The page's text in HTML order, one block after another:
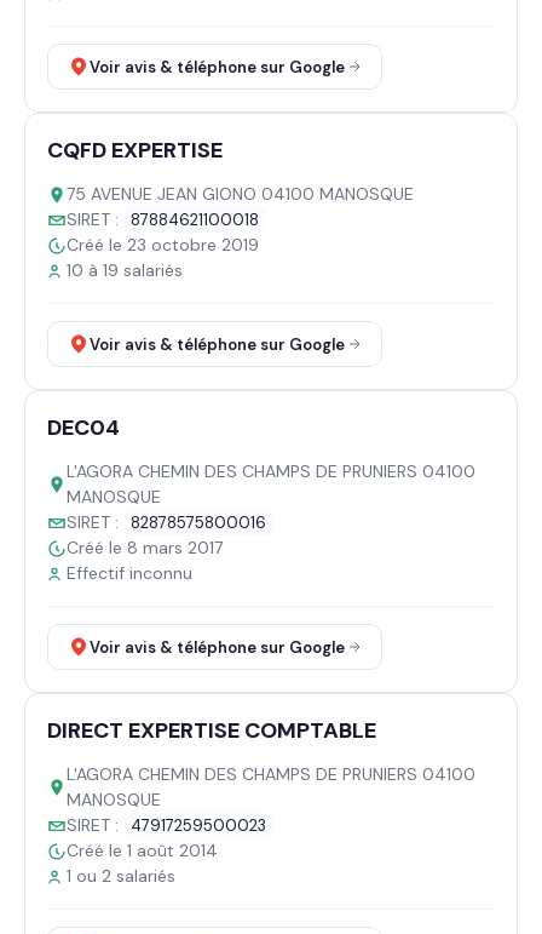
Voir avis & téléphone sur Google
CQFD EXPERTISE
75 AVENUE JEAN GIONO 04100 MANOSQUE
SIRET :
87884621100018
Créé le 23 octobre 2019
10 à 19 salariés
Voir avis & téléphone sur Google
DEC04
L'AGORA CHEMIN DES CHAMPS DE PRUNIERS 04100
MANOSQUE
SIRET :
82878575800016
Créé le 8 mars 2017
Effectif inconnu
Voir avis & téléphone sur Google
DIRECT EXPERTISE COMPTABLE
L'AGORA CHEMIN DES CHAMPS DE PRUNIERS 04100
MANOSQUE
SIRET :
47917259500023
Créé le 1 août 2014
1 ou 2 salariés